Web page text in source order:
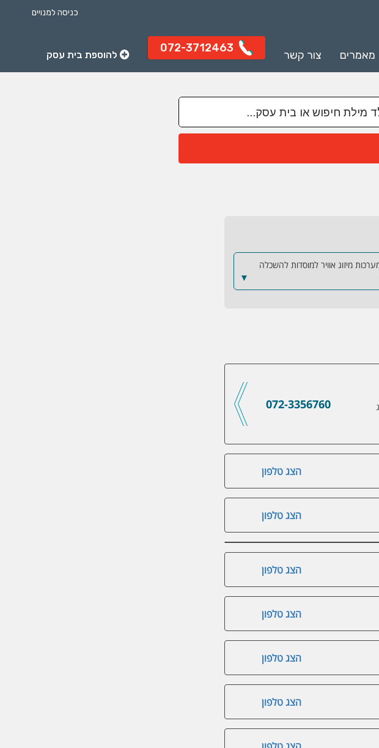
כניסה למנויים
מאמרים צור קשר
072-3712463
להוספת בית עסק
מיזוג אוויר למוסדות להשכלה
▼
072-3356760
הצג טלפון
הצג טלפון
הצג טלפון
הצג טלפון
הצג טלפון
הצג טלפון